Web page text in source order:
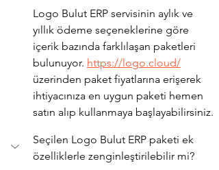
Logo Bulut ERP servisinin aylık ve
yıllık ödeme seçeneklerine göre
içerik bazında farklılaşan paketleri
bulunuyor. https://logo.cloud/
üzerinden paket fiyatlarına erişerek
ihtiyacınıza en uygun paketi hemen
satın alıp kullanmaya başlayabilirsiniz.
Seçilen Logo Bulut ERP paketi ek
özelliklerle zenginleştirilebilir mi?